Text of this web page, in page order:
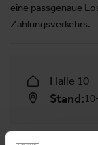
eine passgenaue
Zahlungsverkehrs.
Halle 10
Stand: